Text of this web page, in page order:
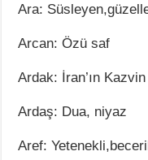
Ara:
Arcan: Özü saf
Ardak: İran’ın
Ardaş: Dua, niyaz
Aref: